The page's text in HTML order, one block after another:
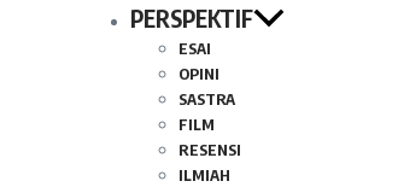
PERSPEKTIF
ESAI
OPINI
SASTRA
FILM
RESENSI
ILMIAH